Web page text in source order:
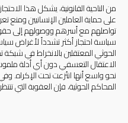
من الناحية القانونية، يشكل هذا
على حماية العاملين الإنسانيين
تواصلهم مع أسرهم ووصولهم إلى
سياسة احتجاز أكثر تشدداً لأغراض
الحوثي المعتقلين بالانخراط في
الاعتقال التعسفي دون أي أدلة
نحو واسع أنها انتُزعت تحت الإكراه.
المحاكم الحوثية، فإن العقوبة التي